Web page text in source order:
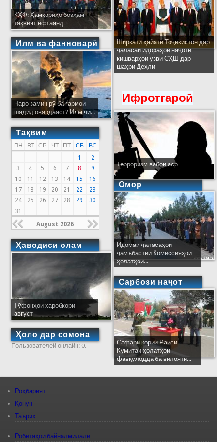
КҲФ: Ҳамкориҳо бозҳам
тақвият ёфтаанд
Илм ва фанноварӣ
Чаро замин рӯ ба гармои
шадид овардааст? Илм чӣ...
Тақвим
ПН ВТ СР ЧТ ПТ СБ
ВС
1
2
3
4 5 6 7 8
9
10
11 12 13 14 15
16
17
18 19 20 21 22
23
24
25 26 27 28 29
30
31
August 2026
Ҳаводиси олам
Тӯфонҳои харобкори
август
Ҳоло дар сомона
Пользователей онлайн: 0.
Ширкати ҳайати Тоҷикистон дар
ҷаласаи идораҳои наҷоти
кишварҳои узви СҲШ дар
шаҳри Деҳлӣ
Ифротгароӣ
Терроризм вабои аср
Омор
Идомаи ҷаласаҳои
ҷамъбастии Комиссияҳои
ҳолатҳои...
Сарбози наҷот
Сафари кории Раиси
Кумитаи ҳолатҳои
фавқулодда ба вилояти...
Роҳбарият
Қонун
Таърих
Робитаҳои байналмилалӣ